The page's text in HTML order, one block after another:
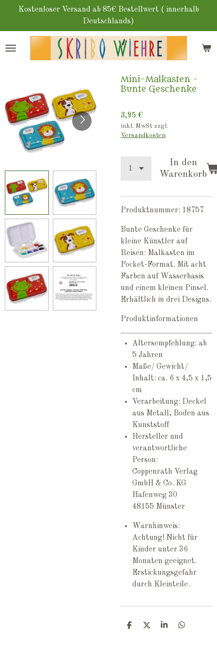
Zum
springen
Kostenloser Versand ab 85€ Bestellwert ( innerhalb
Deutschlands)
Mini-Malkasten -
Bunte Geschenke
3,95 €
inkl. MwSt zzgl.
Versandkosten
In den
Warenkorb
Produktnummer: 18757
Bunte Geschenke für
kleine Künstler auf
Reisen: Malkasten im
Pocket-Format. Mit acht
Farben auf Wasserbasis
und einem kleinen Pinsel.
Erhältlich in drei Designs.
Produktinformationen
Altersempfehlung: ab
5 Jahren
Maße/ Gewicht/
Inhalt: ca. 6 x 4,5 x 1,5
cm
Verarbeitung: Deckel
aus Metall, Boden aus
Kunststoff
Hersteller und
verantwortliche
Person:
Coppenrath Verlag
GmbH & Co. KG
Hafenweg 30
48155 Münster
Warnhinweis:
Achtung! Nicht für
Kinder unter 36
Monaten geeignet.
Erstickungsgefahr
durch Kleinteile.
T
T
T
T